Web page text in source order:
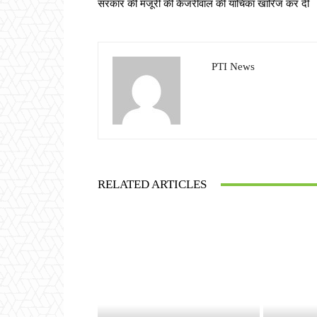
सरकार की मंजूरी की केजरीवाल की याचिका खारिज कर दी
PTI News
RELATED ARTICLES